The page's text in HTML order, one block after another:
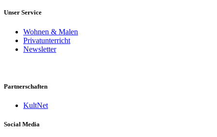
Unser Service
Wohnen & Malen
Privatunterricht
Newsletter
Partnerschaften
KultNet
Social Media